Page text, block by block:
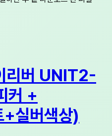
버 UNIT2-
커 +
실버색상)